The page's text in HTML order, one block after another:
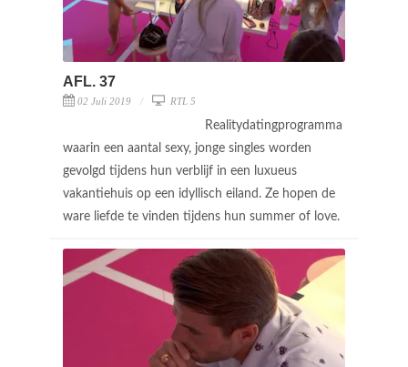
AFL. 37
02 Juli 2019 RTL 5
Realitydatingprogramma
waarin een aantal sexy, jonge singles worden
gevolgd tijdens hun verblijf in een luxueus
vakantiehuis op een idyllisch eiland. Ze hopen de
ware liefde te vinden tijdens hun summer of love.